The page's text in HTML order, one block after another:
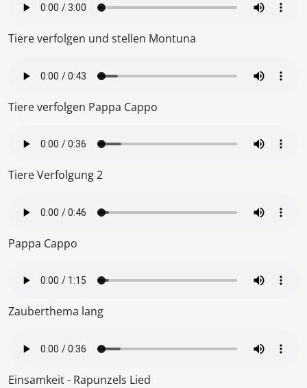
Tiere verfolgen und stellen Montuna
Tiere verfolgen Pappa Cappo
Tiere Verfolgung 2
Pappa Cappo
Zauberthema lang
Einsamkeit - Rapunzels Lied